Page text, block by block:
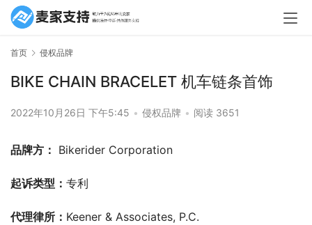
首页 侵权品牌
BIKE CHAIN BRACELET 机车链条首饰
2022年10月26日 下午5:45 • 侵权品牌 • 阅读 3651
品牌方： Bikerider Corporation
起诉类型： 专利
代理律所： Keener & Associates, P.C.